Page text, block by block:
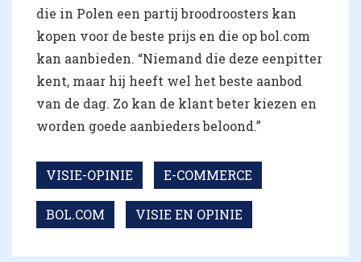
die in Polen een partij broodroosters kan
kopen voor de beste prijs en die op bol.com
kan aanbieden. “Niemand die deze eenpitter
kent, maar hij heeft wel het beste aanbod
van de dag. Zo kan de klant beter kiezen en
worden goede aanbieders beloond.”
VISIE-OPINIE E-COMMERCE
BOL.COM VISIE EN OPINIE